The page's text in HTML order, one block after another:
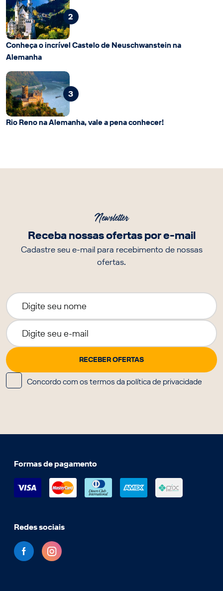
2
Conheça o incrível Castelo de Neuschwanstein na
Alemanha
3
Rio Reno na Alemanha, vale a pena conhecer!
Newsletter
Receba nossas ofertas por e-mail
Cadastre seu e-mail para recebimento de nossas
ofertas.
Concordo com os termos da política de privacidade
Formas de pagamento
Redes sociais